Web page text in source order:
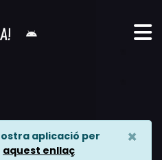
aplicació per
aquest enllaç
×